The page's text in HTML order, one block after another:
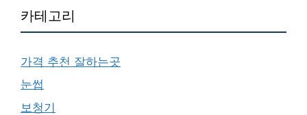
카테고리
가격 추천 잘하는곳
눈썹
보청기